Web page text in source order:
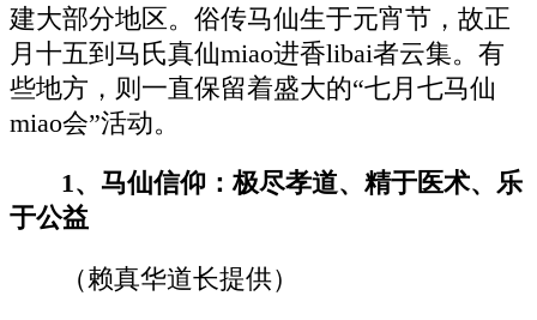
建大部分地区。俗传马仙生于元宵节，故正
月十五到马氏真仙miao进香libai者云集。有
些地方，则一直保留着盛大的“七月七马仙
miao会”活动。
1、马仙信仰：极尽孝道、精于医术、乐
于公益
（赖真华道长提供）